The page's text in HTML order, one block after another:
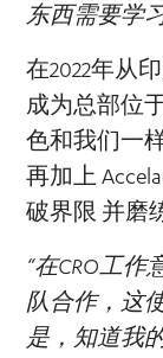
东西需要学
在2022年从
成为总部位
色和我们一
再加上
破界限 并磨
“在CRO工
队合作，这
是，知道我